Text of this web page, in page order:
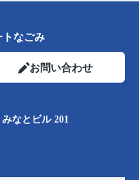
トなごみ
お問い合わせ
なとビル 201